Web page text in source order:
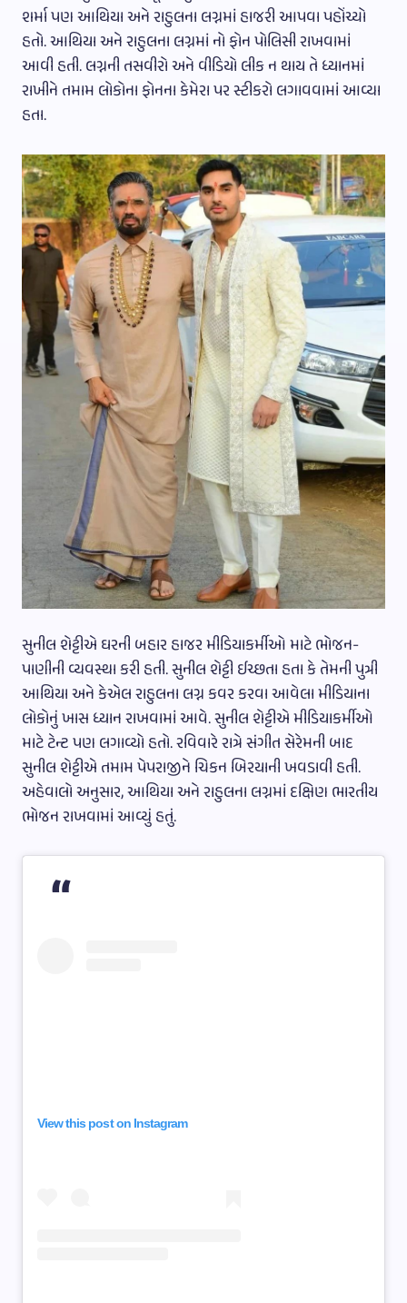
શર્મા પણ આથિયા અને રાહુલના લગ્નમાં હાજરી આપવા પહોંચ્યો
હતો. આથિયા અને રાહુલના લગ્નમાં નો ફોન પોલિસી રાખવામાં
આવી હતી. લગ્નની તસવીરો અને વીડિયો લીક ન થાય તે ધ્યાનમાં
રાખીને તમામ લોકોના ફોનના કેમેરા પર સ્ટીકરો લગાવવામાં આવ્યા
હતા.
સુનીલ શેટ્ટીએ ઘરની બહાર હાજર મીડિયાકર્મીઓ માટે ભોજન-
પાણીની વ્યવસ્થા કરી હતી. સુનીલ શેટ્ટી ઈચ્છતા હતા કે તેમની પુત્રી
આથિયા અને કેએલ રાહુલના લગ્ન કવર કરવા આવેલા મીડિયાના
લોકોનું ખાસ ધ્યાન રાખવામાં આવે. સુનીલ શેટ્ટીએ મીડિયાકર્મીઓ
માટે ટેન્ટ પણ લગાવ્યો હતો. રવિવારે રાત્રે સંગીત સેરેમની બાદ
સુનીલ શેટ્ટીએ તમામ પેપરાજીને ચિકન બિરયાની ખવડાવી હતી.
અહેવાલો અનુસાર, આથિયા અને રાહુલના લગ્નમાં દક્ષિણ ભારતીય
ભોજન રાખવામાં આવ્યું હતું.
View this post on Instagram